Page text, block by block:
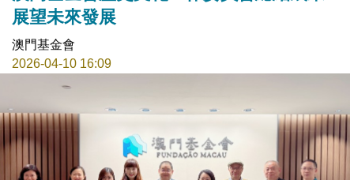
展望未來發展
澳門基金會
2026-04-10 16:09